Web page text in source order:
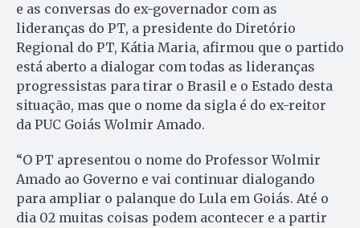
e as conversas do ex-governador com as
lideranças do PT, a presidente do Diretório
Regional do PT, Kátia Maria, afirmou que o partido
está aberto a dialogar com todas as lideranças
progressistas para tirar o Brasil e o Estado desta
situação, mas que o nome da sigla é do ex-reitor
da PUC Goiás Wolmir Amado.
“O PT apresentou o nome do Professor Wolmir
Amado ao Governo e vai continuar dialogando
para ampliar o palanque do Lula em Goiás. Até o
dia 02 muitas coisas podem acontecer e a partir